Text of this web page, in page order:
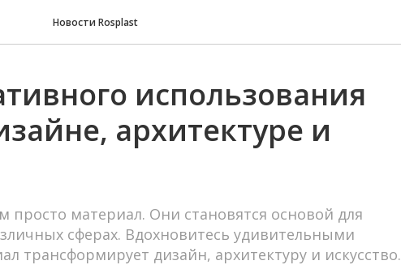
Новости Rosplast
использования
архитектуре и
материал. Они становятся основой для
сферах. Вдохновитесь удивительными
трансформирует дизайн, архитектуру и искусство.